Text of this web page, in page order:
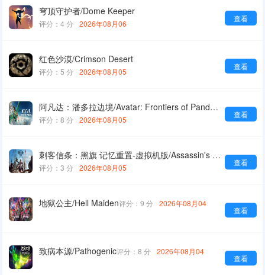
穹顶守护者/Dome Keeper
查看
评分：4 分 2026年08月06
红色沙漠/Crimson Desert
查看
评分：5 分 2026年08月05
阿凡达：潘多拉边境/Avatar: Frontiers of Pandora
查看
评分：8 分 2026年08月05
刺客信条：黑旗 记忆重置-虚拟机版/Assassin's Creed Black Flag Resynced HYPERVISOR
查看
评分：3 分 2026年08月05
地狱公主/Hell Maiden
查看
评分：9 分 2026年08月04
致病本源/Pathogenic
查看
评分：8 分 2026年08月04